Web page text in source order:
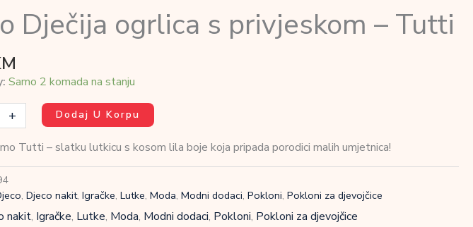
Dječija ogrlica s privjeskom – Tutti
Samo 2 komada na stanju
+ Dodaj U Korpu
Tutti – slatku lutkicu s kosom lila boje koja pripada porodici malih umjetnica!
, Djeco nakit, Igračke, Lutke, Moda, Modni dodaci, Pokloni, Pokloni za djevojčice
nakit, Igračke, Lutke, Moda, Modni dodaci, Pokloni, Pokloni za djevojčice